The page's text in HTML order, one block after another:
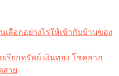
ลือกอย่างไรให้เข้ากับบ้านของ
รียกทรัพย์ เงินทอง โชคลาภ
สาย